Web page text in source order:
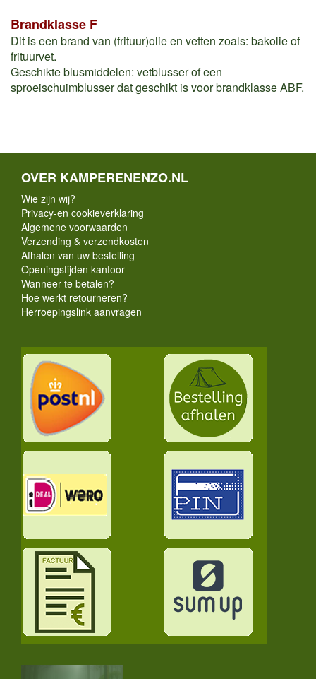
Brandklasse F
Dit is een brand van (frituur)olie en vetten zoals: bakolie of
frituurvet.
Geschikte blusmiddelen: vetblusser of een
sproeischuimblusser dat geschikt is voor brandklasse ABF.
OVER KAMPERENENZO.NL
Wie zijn wij?
Privacy-en cookieverklaring
Algemene voorwaarden
Verzending & verzendkosten
Afhalen van uw bestelling
Openingstijden kantoor
Wanneer te betalen?
Hoe werkt retourneren?
Herroepingslink aanvragen